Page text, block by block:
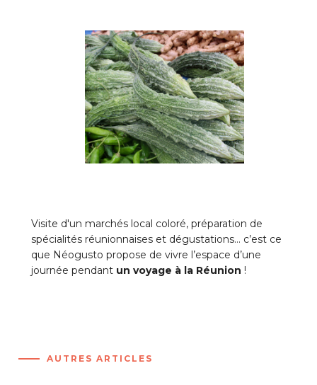
Visite d'un marchés local coloré, préparation de
spécialités réunionnaises et dégustations… c’est ce
que Néogusto propose de vivre l’espace d’une
journée pendant un voyage à la Réunion !
AUTRES ARTICLES